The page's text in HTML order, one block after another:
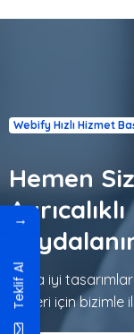
Webify Hızlı Hizmet
Hemen
Daha iyi
siteleri için bizimle
→
Teklif Al